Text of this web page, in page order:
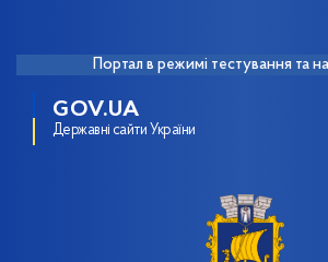
Портал в режимі тестування та
GOV.UA
Державні сайти України